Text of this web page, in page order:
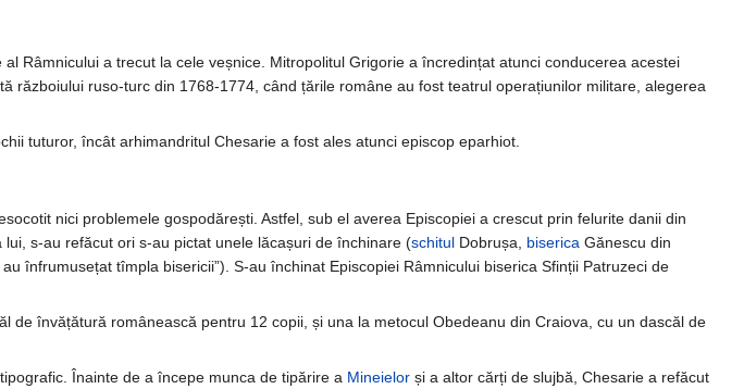
al Râmnicului a trecut la cele veșnice. Mitropolitul Grigorie a încredințat atunci conducerea acestei
războiului ruso-turc din 1768-1774, când țările române au fost teatrul operațiunilor militare, alegerea
tuturor, încât arhimandritul Chesarie a fost ales atunci episcop eparhiot.
nici problemele gospodărești. Astfel, sub el averea Episcopiei a crescut prin felurite danii din
s-au refăcut ori s-au pictat unele lăcașuri de închinare (schitul Dobrușa, biserica Gănescu din
înfrumusețat tîmpla bisericii”). S-au închinat Episcopiei Râmnicului biserica Sfinții Patruzeci de
de învățătură românească pentru 12 copii, și una la metocul Obedeanu din Craiova, cu un dascăl de
Înainte de a începe munca de tipărire a Mineielor și a altor cărți de slujbă, Chesarie a refăcut